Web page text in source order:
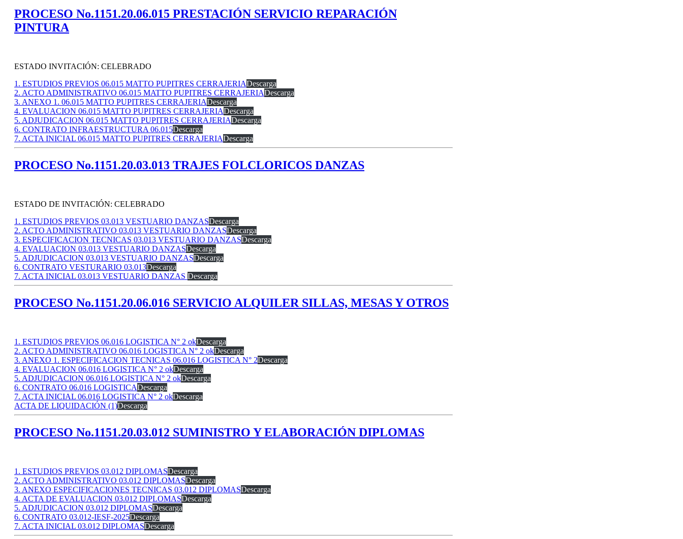
PROCESO No.1151.20.06.015 PRESTACIÓN SERVICIO REPARACIÓN
PINTURA
ESTADO INVITACIÓN: CELEBRADO
1. ESTUDIOS PREVIOS 06.015 MATTO PUPITRES CERRAJERIADescarga
2. ACTO ADMINISTRATIVO 06.015 MATTO PUPITRES CERRAJERIADescarga
3. ANEXO 1. 06.015 MATTO PUPITRES CERRAJERIADescarga
4. EVALUACION 06.015 MATTO PUPITRES CERRAJERIADescarga
5. ADJUDICACION 06.015 MATTO PUPITRES CERRAJERIADescarga
6. CONTRATO INFRAESTRUCTURA 06.015Descarga
7. ACTA INICIAL 06.015 MATTO PUPITRES CERRAJERIADescarga
PROCESO No.1151.20.03.013 TRAJES FOLCLORICOS DANZAS
ESTADO DE INVITACIÓN: CELEBRADO
1. ESTUDIOS PREVIOS 03.013 VESTUARIO DANZASDescarga
2. ACTO ADMINISTRATIVO 03.013 VESTUARIO DANZASDescarga
3. ESPECIFICACION TECNICAS 03.013 VESTUARIO DANZASDescarga
4. EVALUACION 03.013 VESTUARIO DANZASDescarga
5. ADJUDICACION 03.013 VESTUARIO DANZASDescarga
6. CONTRATO VESTURARIO 03.013Descarga
7. ACTA INICIAL 03.013 VESTUARIO DANZAS Descarga
PROCESO No.1151.20.06.016 SERVICIO ALQUILER SILLAS, MESAS Y OTROS
1. ESTUDIOS PREVIOS 06.016 LOGISTICA N° 2 okDescarga
2. ACTO ADMINISTRATIVO 06.016 LOGISTICA N° 2 okDescarga
3. ANEXO 1. ESPECIFICACION TECNICAS 06.016 LOGISTICA N° 2Descarga
4. EVALUACION 06.016 LOGISTICA N° 2 okDescarga
5. ADJUDICACION 06.016 LOGISTICA N° 2 okDescarga
6. CONTRATO 06.016 LOGISTICADescarga
7. ACTA INICIAL 06.016 LOGISTICA N° 2 okDescarga
ACTA DE LIQUIDACIÓN (1)Descarga
PROCESO No.1151.20.03.012 SUMINISTRO Y ELABORACIÓN DIPLOMAS
1. ESTUDIOS PREVIOS 03.012 DIPLOMASDescarga
2. ACTO ADMINISTRATIVO 03.012 DIPLOMASDescarga
3. ANEXO ESPECIFICACIONES TECNICAS 03.012 DIPLOMASDescarga
4. ACTA DE EVALUACION 03.012 DIPLOMASDescarga
5. ADJUDICACION 03.012 DIPLOMASDescarga
6. CONTRATO 03.012-IESF-2025Descarga
7. ACTA INICIAL 03.012 DIPLOMASDescarga